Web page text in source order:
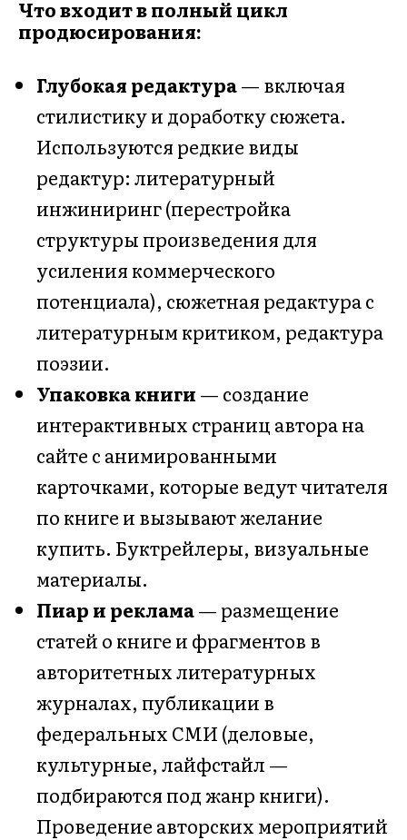
Что входит в полный цикл
продюсирования:
Глубокая редактура— включая
стилистику и доработку сюжета.
Используются редкие виды
редактур: литературный
инжиниринг (перестройка
структуры произведения для
усиления коммерческого
потенциала), сюжетная редактура с
литературным критиком, редактура
поэзии.
Упаковка книги — создание
интерактивных страниц автора на
сайте с анимированными
карточками, которые ведут читателя
по книге и вызывают желание
купить. Буктрейлеры, визуальные
материалы.
Пиар и реклама— размещение
статей о книге и фрагментов в
авторитетных литературных
журналах, публикации в
федеральных СМИ (деловые,
культурные, лайфстайл —
подбираются под жанр книги).
Проведение авторских мероприятий